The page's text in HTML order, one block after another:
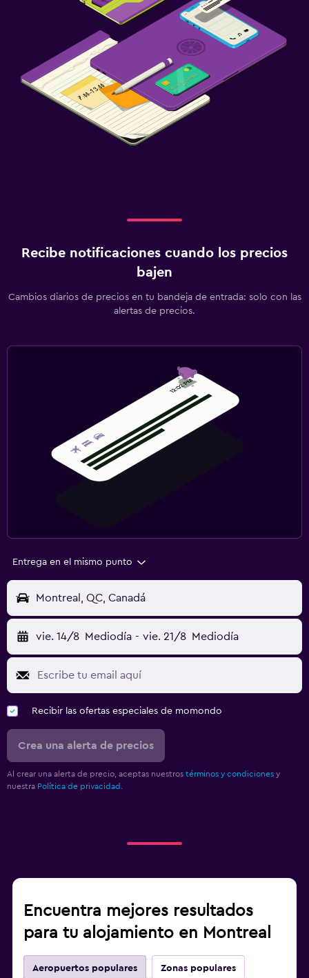
Recibe notificaciones cuando los precios
bajen
Cambios diarios de precios en tu bandeja de entrada: solo con las
alertas de precios.
Entrega en el mismo punto
Montreal, QC, Canadá
vie. 14/8 Mediodía - vie. 21/8 Mediodía
Recibir las ofertas especiales de momondo
Crea una alerta de precios
Al crear una alerta de precio, aceptas nuestros términos y condiciones y
nuestra Política de privacidad.
Encuentra mejores resultados
para tu alojamiento en Montreal
Aeropuertos populares Zonas populares